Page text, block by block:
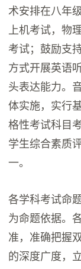
术安排在八年
上机考试，物
考试；鼓励支
方式开展英语
头表达能力。
体实施，实行
格性考试科目
学生综合素质
一。
各学科考试命
为命题依据。
准，准确把握
的深度广度，